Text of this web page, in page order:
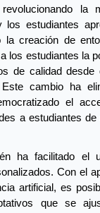
la
los estudiantes
la creación de
los estudiantes la
de calidad desde
cambio ha
el
a estudiantes
ha facilitado el
Con el
artificial, es
que se